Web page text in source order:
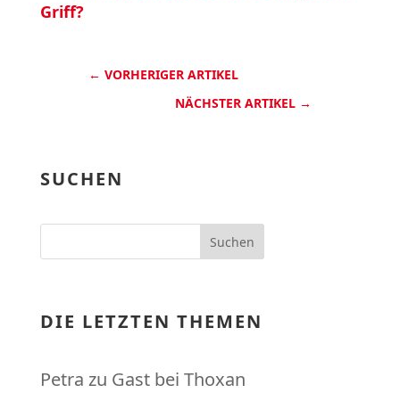
Griff?
← VORHERIGER ARTIKEL
NÄCHSTER ARTIKEL →
SUCHEN
DIE LETZTEN THEMEN
Petra zu Gast bei Thoxan